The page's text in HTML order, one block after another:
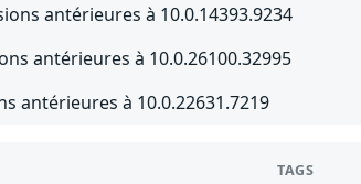
antérieures à 10.0.14393.9234
antérieures à 10.0.26100.32995
antérieures à 10.0.22631.7219
TAGS